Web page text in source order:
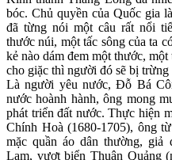
bóc. Chủ quyền của Quốc gia
đã từng nói một câu rất nổi
thước núi, một tấc sông của ta
kẻ nào dám đem một thước,
cho giặc thì người đó sẽ bị trừng
Là người yêu nước, Đỗ Bá
nước hoành hành, ông mong
phát triển đất nước. Thực hiện
Chính Hoà (1680-1705), ông
mặc quần áo dân thường, giả
Lam, vượt biển Thuận Quảng